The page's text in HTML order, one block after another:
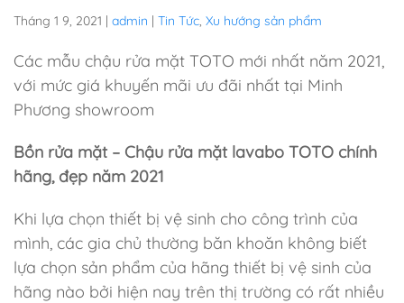
Tháng 1 9, 2021 | admin | Tin Tức, Xu hướng sản phẩm
Các mẫu chậu rửa mặt TOTO mới nhất năm 2021,
với mức giá khuyến mãi ưu đãi nhất tại Minh
Phương showroom
Bồn rửa mặt – Chậu rửa mặt lavabo TOTO chính
hãng, đẹp năm 2021
Khi lựa chọn thiết bị vệ sinh cho công trình của
mình, các gia chủ thường băn khoăn không biết
lựa chọn sản phẩm của hãng thiết bị vệ sinh của
hãng nào bởi hiện nay trên thị trường có rất nhiều